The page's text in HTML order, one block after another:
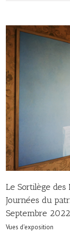
Le Sortilège
Journées du
Septembre 2022
Vues d'exposition